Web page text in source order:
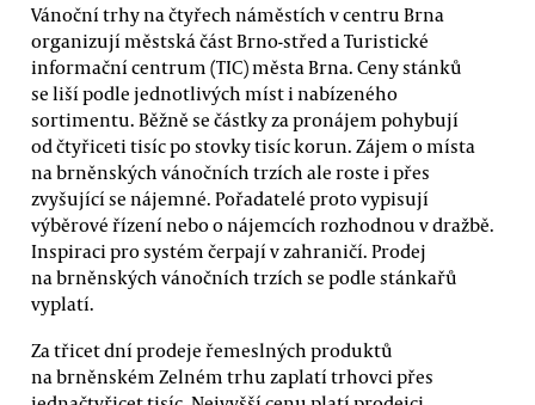
Vánoční trhy na čtyřech náměstích v centru Brna
organizují městská část Brno-střed a Turistické
informační centrum (TIC) města Brna. Ceny stánků
se liší podle jednotlivých míst i nabízeného
sortimentu. Běžně se částky za pronájem pohybují
od čtyřiceti tisíc po stovky tisíc korun. Zájem o místa
na brněnských vánočních trzích ale roste i přes
zvyšující se nájemné. Pořadatelé proto vypisují
výběrové řízení nebo o nájemcích rozhodnou v dražbě.
Inspiraci pro systém čerpají v zahraničí. Prodej
na brněnských vánočních trzích se podle stánkařů
vyplatí.
Za třicet dní prodeje řemeslných produktů
na brněnském Zelném trhu zaplatí trhovci přes